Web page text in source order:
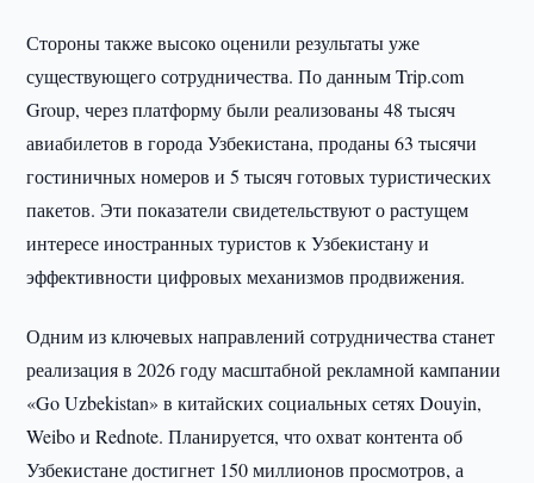
Стороны также высоко оценили результаты уже
существующего сотрудничества. По данным Trip.com
Group, через платформу были реализованы 48 тысяч
авиабилетов в города Узбекистана, проданы 63 тысячи
гостиничных номеров и 5 тысяч готовых туристических
пакетов. Эти показатели свидетельствуют о растущем
интересе иностранных туристов к Узбекистану и
эффективности цифровых механизмов продвижения.
Одним из ключевых направлений сотрудничества станет
реализация в 2026 году масштабной рекламной кампании
«Go Uzbekistan» в китайских социальных сетях Douyin,
Weibo и Rednote. Планируется, что охват контента об
Узбекистане достигнет 150 миллионов просмотров, а